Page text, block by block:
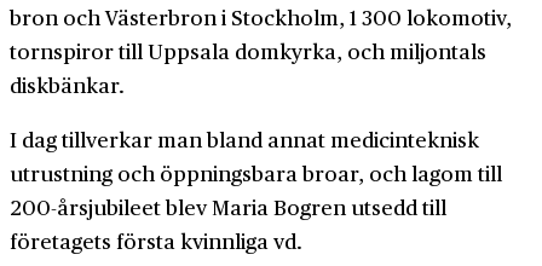
bron och Väster­bron i Stockholm, 1 300 lokomotiv,
torn­spiror till Uppsala domkyrka, och miljontals
diskbänkar.
I dag tillverkar man bland annat medicin­teknisk
utrustning och öppningsbara broar, och lagom till
200-årsjubileet blev Maria Bogren utsedd till
företagets första kvinnliga vd.